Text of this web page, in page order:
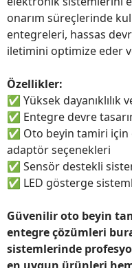
onarım süreçlerinde
entegreleri, hassas
iletimini optimize eder
Özellikler:
✅ Yüksek dayanıklılık
✅ Entegre devre
✅ Oto beyin tamiri
adaptör seçenekleri
✅ Sensör destekli
✅ LED gösterge
Güvenilir oto beyin
entegre çözümleri
sistemlerinde